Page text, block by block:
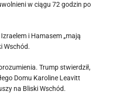
w ciągu 72 godzin po
i Hamasem „mają
Wschód.
Trump stwierdził,
Domu Karoline Leavitt
na Bliski Wschód.